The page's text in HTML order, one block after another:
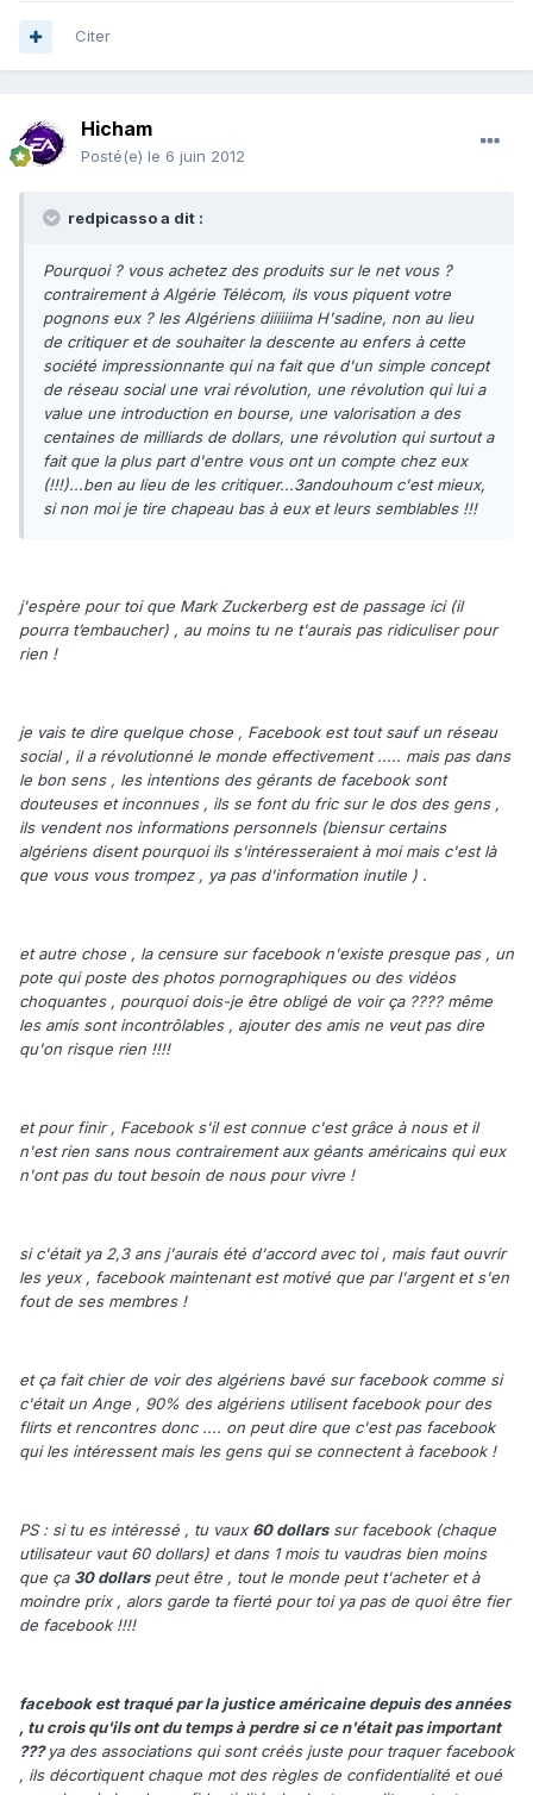
Citer
Hicham
Posté(e) le 6 juin 2012
redpicasso a dit :
Pourquoi ? vous achetez des produits sur le net vous ?
contrairement à Algérie Télécom, ils vous piquent votre
pognons eux ? les Algériens diiiiiima H'sadine, non au lieu
de critiquer et de souhaiter la descente au enfers à cette
société impressionnante qui na fait que d'un simple concept
de réseau social une vrai révolution, une révolution qui lui a
value une introduction en bourse, une valorisation a des
centaines de milliards de dollars, une révolution qui surtout a
fait que la plus part d'entre vous ont un compte chez eux
(!!!)...ben au lieu de les critiquer...3andouhoum c'est mieux,
si non moi je tire chapeau bas à eux et leurs semblables !!!
j'espère pour toi que Mark Zuckerberg est de passage ici (il
pourra t’embaucher) , au moins tu ne t'aurais pas ridiculiser pour
rien !
je vais te dire quelque chose , Facebook est tout sauf un réseau
social , il a révolutionné le monde effectivement ..... mais pas dans
le bon sens , les intentions des gérants de facebook sont
douteuses et inconnues , ils se font du fric sur le dos des gens ,
ils vendent nos informations personnels (biensur certains
algériens disent pourquoi ils s'intéresseraient à moi mais c'est là
que vous vous trompez , ya pas d'information inutile ) .
et autre chose , la censure sur facebook n'existe presque pas , un
pote qui poste des photos pornographiques ou des vidéos
choquantes , pourquoi dois-je être obligé de voir ça ???? même
les amis sont incontrôlables , ajouter des amis ne veut pas dire
qu'on risque rien !!!!
et pour finir , Facebook s'il est connue c'est grâce à nous et il
n'est rien sans nous contrairement aux géants américains qui eux
n'ont pas du tout besoin de nous pour vivre !
si c'était ya 2,3 ans j'aurais été d'accord avec toi , mais faut ouvrir
les yeux , facebook maintenant est motivé que par l'argent et s'en
fout de ses membres !
et ça fait chier de voir des algériens bavé sur facebook comme si
c'était un Ange , 90% des algériens utilisent facebook pour des
flirts et rencontres donc .... on peut dire que c'est pas facebook
qui les intéressent mais les gens qui se connectent à facebook !
PS : si tu es intéressé , tu vaux 60 dollarssur facebook (chaque
utilisateur vaut 60 dollars) et dans 1 mois tu vaudras bien moins
que ça 30 dollarspeut être , tout le monde peut t'acheter et à
moindre prix , alors garde ta fierté pour toi ya pas de quoi être fier
de facebook !!!!
facebook est traqué par la justice américaine depuis des années
, tu crois qu'ils ont du temps à perdre si ce n'était pas important
???ya des associations qui sont créés juste pour traquer facebook
, ils décortiquent chaque mot des règles de confidentialité et oué